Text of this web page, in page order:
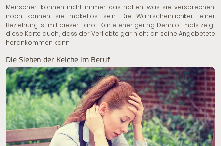
Menschen können nicht immer das halten, was sie versprechen,
noch können sie makellos sein. Die Wahrscheinlichkeit einer
Beziehung ist mit dieser Tarot-Karte eher gering. Denn oftmals zeigt
diese Karte auch, dass der Verliebte gar nicht an seine Angebetete
herankommen kann.
Die Sieben der Kelche im Beruf